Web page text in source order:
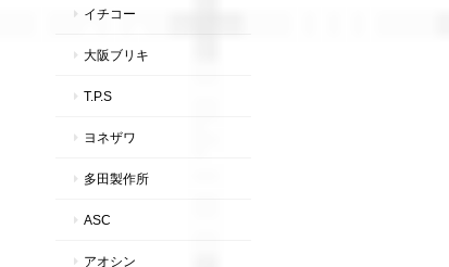
イチコー
大阪ブリキ
T.P.S
ヨネザワ
多田製作所
ASC
アオシン